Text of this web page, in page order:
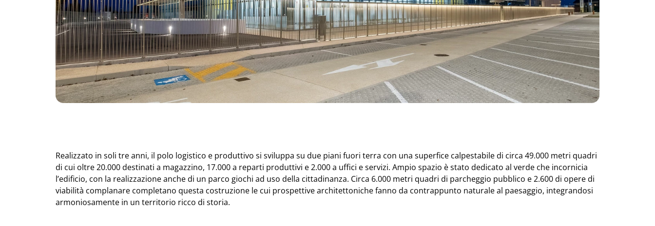
Realizzato in soli tre anni, il polo logistico e produttivo si sviluppa su due piani fuori terra con una superfice calpestabile di circa 49.000 metri quadri
di cui oltre 20.000 destinati a magazzino, 17.000 a reparti produttivi e 2.000 a uffici e servizi. Ampio spazio è stato dedicato al verde che incornicia
l’edificio, con la realizzazione anche di un parco giochi ad uso della cittadinanza. Circa 6.000 metri quadri di parcheggio pubblico e 2.600 di opere di
viabilità complanare completano questa costruzione le cui prospettive architettoniche fanno da contrappunto naturale al paesaggio, integrandosi
armoniosamente in un territorio ricco di storia.